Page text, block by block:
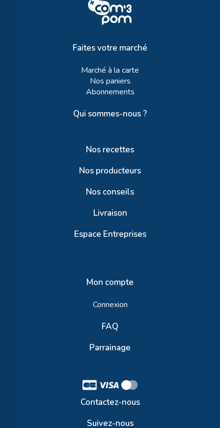
Faites votre marché
Marché à la carte
Nos paniers
Abonnements
Qui sommes-nous ?
Nos recettes
Nos producteurs
Nos conseils
Livraison
Espace Entreprises
Mon compte
Connexion
FAQ
Parrainage
Contactez-nous
Suivez-nous